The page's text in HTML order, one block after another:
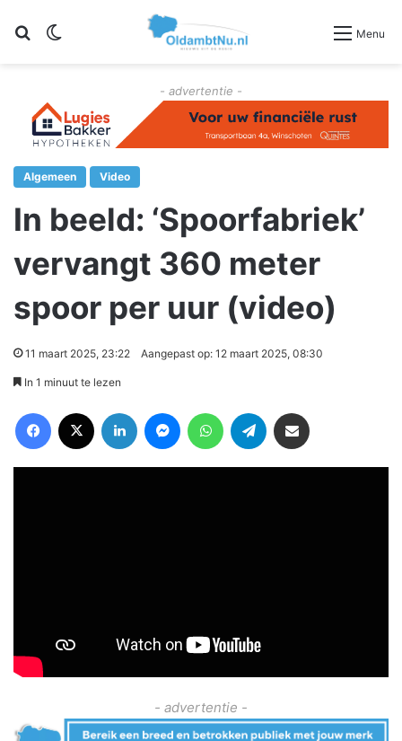
Zoeken Menu
- advertentie -
Algemeen Video
In beeld: ‘Spoorfabriek’
vervangt 360 meter
spoor per uur (video)
11 maart 2025, 23:22 Aangepast op: 12 maart 2025, 08:30
In 1 minuut te lezen
- advertentie -